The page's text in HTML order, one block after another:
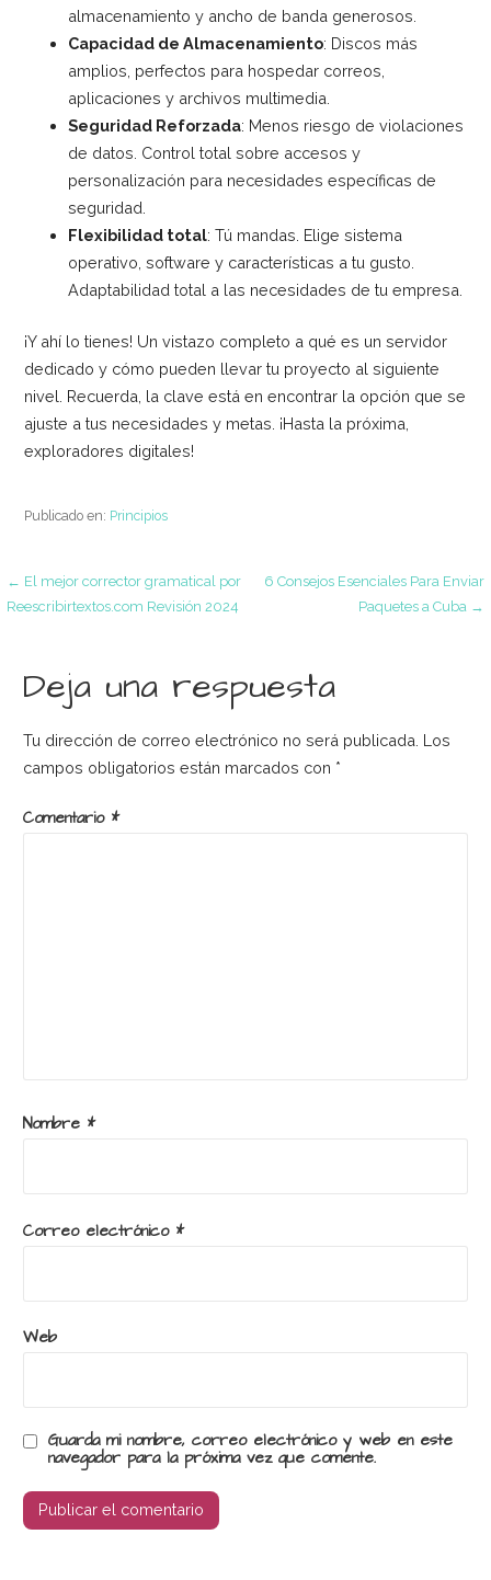
almacenamiento y ancho de banda generosos.
Capacidad de Almacenamiento: Discos más
amplios, perfectos para hospedar correos,
aplicaciones y archivos multimedia.
Seguridad Reforzada: Menos riesgo de violaciones
de datos. Control total sobre accesos y
personalización para necesidades específicas de
seguridad.
Flexibilidad total: Tú mandas. Elige sistema
operativo, software y características a tu gusto.
Adaptabilidad total a las necesidades de tu empresa.
¡Y ahí lo tienes! Un vistazo completo a qué es un servidor
dedicado y cómo pueden llevar tu proyecto al siguiente
nivel. Recuerda, la clave está en encontrar la opción que se
ajuste a tus necesidades y metas. ¡Hasta la próxima,
exploradores digitales!
Publicado en: Principios
Navegación
de
entradas
← El mejor corrector gramatical por
Reescribirtextos.com Revisión 2024
6 Consejos Esenciales Para Enviar
Paquetes a Cuba →
Deja una respuesta
Tu dirección de correo electrónico no será publicada. Los
campos obligatorios están marcados con *
Comentario *
Nombre *
Correo electrónico *
Web
Guarda mi nombre, correo electrónico y web en este
navegador para la próxima vez que comente.